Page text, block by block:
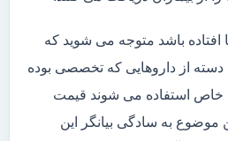
افتاده باشد متوجه می شوید که
از داروهایی که تخصصی بوده
خاص استفاده می شوند قیمت
موضوع به سادگی بیانگر این